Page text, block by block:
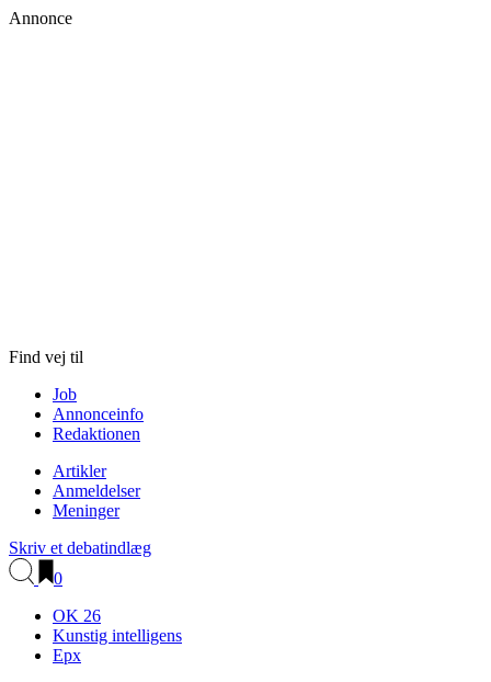
Annonce
Find vej til
Job
Annonceinfo
Redaktionen
Artikler
Anmeldelser
Meninger
Skriv et debatindlæg
0
OK 26
Kunstig intelligens
Epx